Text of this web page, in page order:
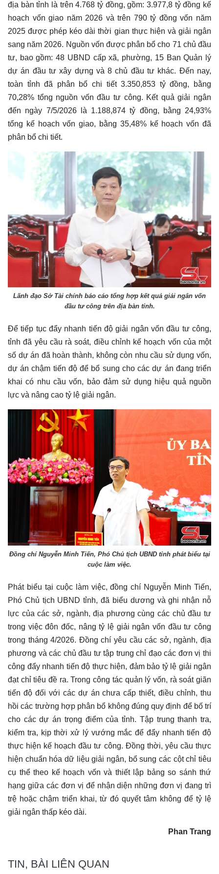
địa bàn tỉnh là trên 4.768 tỷ đồng, gồm: 3.977,8 tỷ đồng kế
hoạch vốn giao năm 2026 và trên 790 tỷ đồng vốn năm
2025 được phép kéo dài thời gian thực hiện và giải ngân
sang năm 2026. Nguồn vốn được phân bổ cho 71 chủ đầu
tư, bao gồm: 48 UBND cấp xã, phường, 15 Ban Quản lý
dự án đầu tư xây dựng và 8 chủ đầu tư khác. Đến nay,
toàn tỉnh đã phân bổ chi tiết 3.350,853 tỷ đồng, bằng
70,28% tổng nguồn vốn đầu tư công. Kết quả giải ngân
đến ngày 7/5/2026 là 1.188,874 tỷ đồng, bằng 24,93%
tổng kế hoạch vốn giao, bằng 35,48% kế hoạch vốn đã
phân bổ chi tiết.
Lãnh đạo Sở Tài chính báo cáo tổng hợp kết quả giải ngân vốn
đầu tư công trên địa bàn tỉnh.
Để tiếp tục đẩy nhanh tiến độ giải ngân vốn đầu tư công,
tỉnh đã yêu cầu rà soát, điều chỉnh kế hoạch vốn của một
số dự án đã hoàn thành, không còn nhu cầu sử dụng vốn,
dự án chậm tiến độ để bổ sung cho các dự án đang triển
khai có nhu cầu vốn, bảo đảm sử dụng hiệu quả nguồn
lực và nâng cao tỷ lệ giải ngân.
Đồng chí Nguyễn Minh Tiến, Phó Chủ tịch UBND tỉnh phát biểu tại
cuộc làm việc.
Phát biểu tại cuộc làm việc, đồng chí Nguyễn Minh Tiến,
Phó Chủ tịch UBND tỉnh, đã biểu dương và ghi nhận nỗ
lực của các sở, ngành, địa phương cùng các chủ đầu tư
trong việc đôn đốc, nâng tỷ lệ giải ngân vốn đầu tư công
trong tháng 4/2026. Đồng chí yêu cầu các sở, ngành, địa
phương và các chủ đầu tư tập trung chỉ đạo các đơn vị thi
công đẩy nhanh tiến độ thực hiện, đảm bảo tỷ lệ giải ngân
đạt chỉ tiêu đề ra. Trong công tác quản lý vốn, rà soát giãn
tiến độ đối với các dự án chưa cấp thiết, điều chỉnh, thu
hồi các trường hợp phân bổ không đúng quy định để bố trí
cho các dự án trọng điểm của tỉnh. Tập trung thanh tra,
kiểm tra, kịp thời xử lý vướng mắc để đẩy nhanh tiến độ
thực hiện kế hoạch đầu tư công. Đồng thời, yêu cầu thực
hiện chuẩn hóa dữ liệu giải ngân, bổ sung các cột chỉ tiêu
cụ thể theo kế hoạch vốn và thiết lập bảng so sánh thứ
hạng giữa các đơn vị để nhận diện những đơn vị đang trì
trệ hoặc chậm triển khai, từ đó quyết tâm không để tỷ lệ
giải ngân thấp kéo dài.
Phan Trang
TIN, BÀI LIÊN QUAN